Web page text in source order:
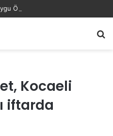
Öksüz Canova
Kocaeli
iftarda